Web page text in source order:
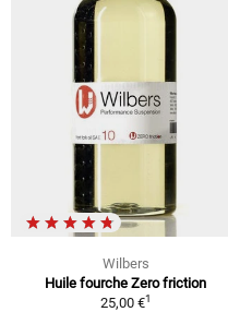
Wilbers
Huile fourche Zero friction
25,00 €1